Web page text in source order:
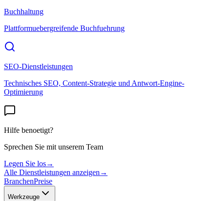
Buchhaltung
Plattformuebergreifende Buchfuehrung
SEO-Dienstleistungen
Technisches SEO, Content-Strategie und Antwort-Engine-
Optimierung
Hilfe benoetigt?
Sprechen Sie mit unserem Team
Legen Sie los→
Alle Dienstleistungen anzeigen →
BranchenPreise
Werkzeuge